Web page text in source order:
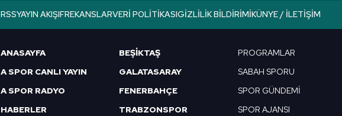
RSSYAYIN AKIŞIFREKANSLARVERI POLITIKASIGIZLILIK BILDIRIMIKÜNYE / İLETIŞIM
ANASAYFA
A SPOR CANLI YAYIN
A SPOR RADYO
HABERLER
BEŞİKTAŞ
GALATASARAY
FENERBAHÇE
TRABZONSPOR
PROGRAMLAR
SABAH SPORU
SPOR GÜNDEMİ
SPOR AJANSI